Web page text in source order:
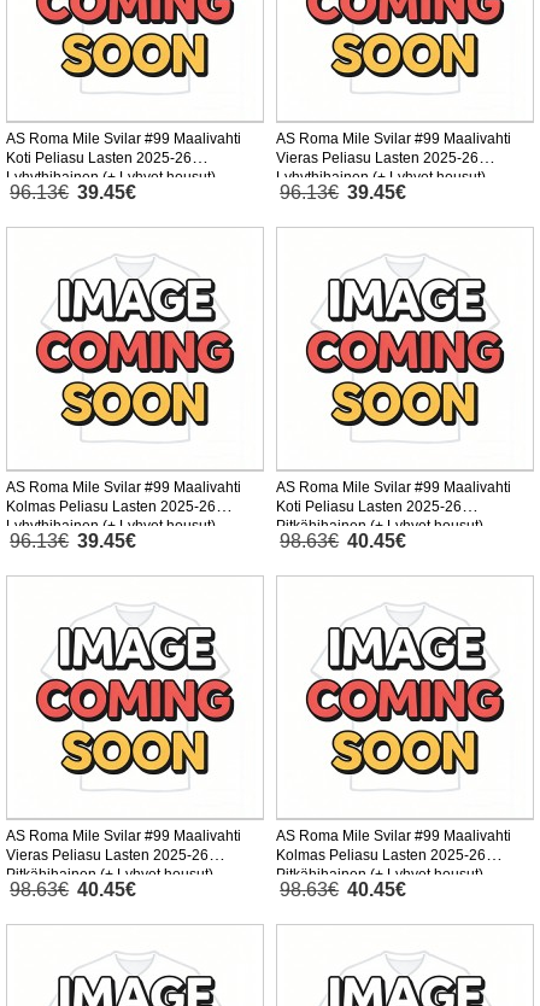
AS Roma Mile Svilar #99 Maalivahti
Koti Peliasu Lasten 2025-26
Lyhythihainen (+ Lyhyet housut)
96.13€ 39.45€
AS Roma Mile Svilar #99 Maalivahti
Vieras Peliasu Lasten 2025-26
Lyhythihainen (+ Lyhyet housut)
96.13€ 39.45€
AS Roma Mile Svilar #99 Maalivahti
Kolmas Peliasu Lasten 2025-26
Lyhythihainen (+ Lyhyet housut)
96.13€ 39.45€
AS Roma Mile Svilar #99 Maalivahti
Koti Peliasu Lasten 2025-26
Pitkähihainen (+ Lyhyet housut)
98.63€ 40.45€
AS Roma Mile Svilar #99 Maalivahti
Vieras Peliasu Lasten 2025-26
Pitkähihainen (+ Lyhyet housut)
98.63€ 40.45€
AS Roma Mile Svilar #99 Maalivahti
Kolmas Peliasu Lasten 2025-26
Pitkähihainen (+ Lyhyet housut)
98.63€ 40.45€